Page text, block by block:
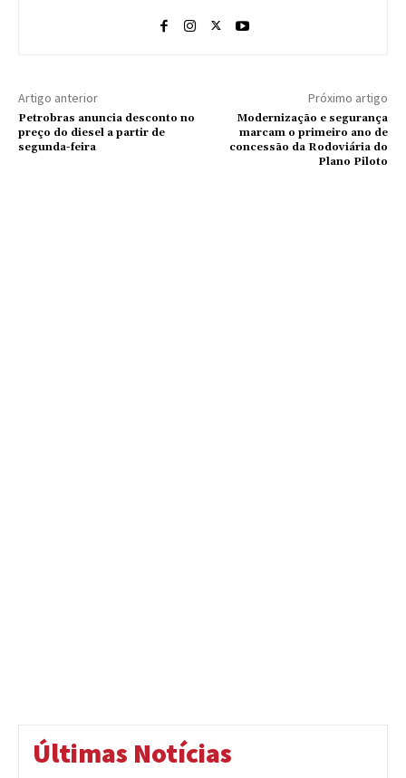
Artigo anterior
Petrobras anuncia desconto no
preço do diesel a partir de
segunda-feira
Próximo artigo
Modernização e segurança
marcam o primeiro ano de
concessão da Rodoviária do
Plano Piloto
Últimas Notícias